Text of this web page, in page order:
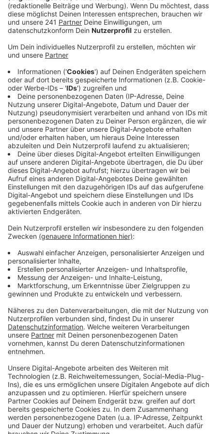
Die Opladener Bielertkirche lädt an Heiligabend ab
18:00 Uhr zu einem Treffen unter dem Motto
„Heiligabend nicht alleine“ ein. Dort gibt es
gemeinsames Weihnachtssingen und Spiele. Auch der
Betreiber der Facebookgruppe Nettwerk öffnet seine
Haustür für alle, die in öffentlichem Kreise
Weihnachten feiern wollen. Wer Lust auf Action hat,
kann morgen das Basketballderby zwischen den Giants
und den Kölner RheinStars in der Ostermann Arena
verfolgen. Außerdem gibt’s abends ein Weihnachts-
Rockkonzert in der Gaststätte Norhausen.
Anzeige
Weitere Meldungen aus Leverkusen
Leverkusen: Rennbaumkreisel wird erst im neuen Jahr
fertig
Leverkusener Feuerwehr durch Unwetter im
Dauereinsatz
Feiertags-Öffnungszeiten in Leverkusen
Anzeige
Anzeige